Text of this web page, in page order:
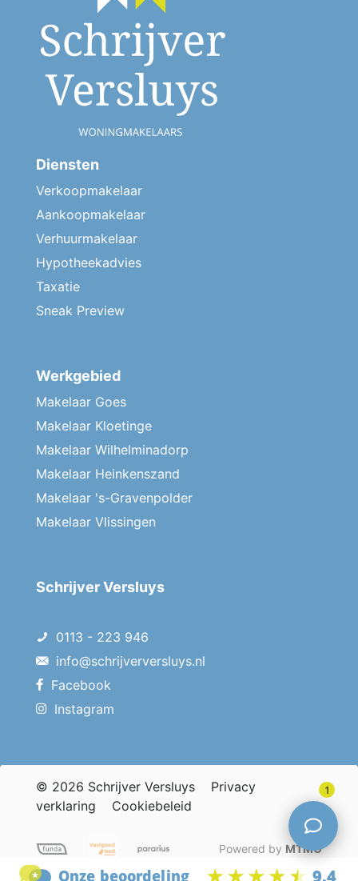
Diensten
Verkoopmakelaar
Aankoopmakelaar
Verhuurmakelaar
Hypotheekadvies
Taxatie
Sneak Preview
Werkgebied
Makelaar Goes
Makelaar Kloetinge
Makelaar Wilhelminadorp
Makelaar Heinkenszand
Makelaar 's-Gravenpolder
Makelaar Vlissingen
Schrijver Versluys
0113 - 223 946
info@schrijverversluys.nl
Facebook
Instagram
© 2026 Schrijver Versluys Privacy
verklaring
Cookiebeleid
Powered by MTMO
1